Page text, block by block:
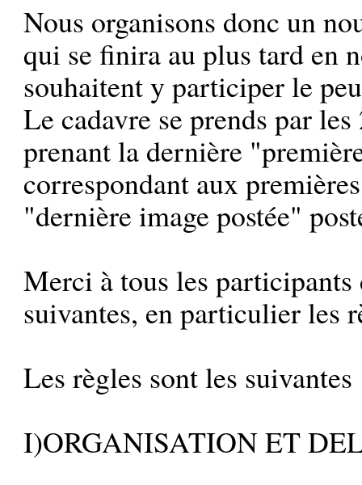
Nous organisons donc un
qui se finira au plus tard en
souhaitent y participer le
Le cadavre se prends par
prenant la dernière
correspondant aux
"dernière image postée"
Merci à tous les participants
suivantes, en particulier les
Les règles sont les suivantes
I)ORGANISATION ET